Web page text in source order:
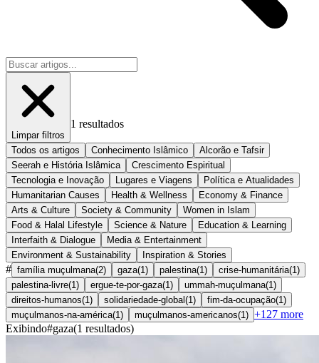
Limpar filtros
1 resultados
Todos os artigos Conhecimento Islâmico
Alcorão e Tafsir
Seerah e História Islâmica
Crescimento Espiritual
Tecnologia e Inovação
Lugares e Viagens
Política e Atualidades
Humanitarian Causes
Health & Wellness
Economy & Finance
Arts & Culture
Society & Community
Women in Islam
Food & Halal Lifestyle
Science & Nature
Education & Learning
Interfaith & Dialogue
Media & Entertainment
Environment & Sustainability
Inspiration & Stories
# família muçulmana(2) gaza(1 ) palestina(1 ) crise-humanitária(1 )
palestina-livre(1 ) ergue-te-por-gaza(1 ) ummah-muçulmana(1 )
direitos-humanos(1 ) solidariedade-global (1 ) fim-da-ocupação(1 )
muçulmanos-na-américa(1 ) muçulmanos-americanos(1 ) +127 more
Exibindo#gaza(1 resultados)